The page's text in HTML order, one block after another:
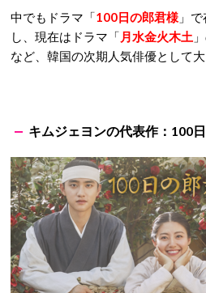
中でもドラマ「100日の郎君様 」
し、現在はドラマ「 月水金火木土
など、韓国の次期人気俳優として
キムジェヨンの代表作：100